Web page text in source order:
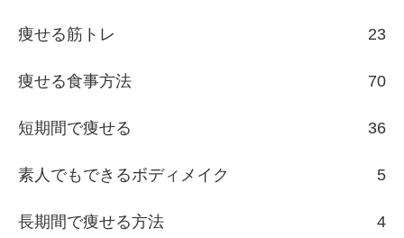
痩せる筋トレ 23
痩せる食事方法 70
短期間で痩せる 36
素人でもできるボディメイク 5
長期間で痩せる方法 4